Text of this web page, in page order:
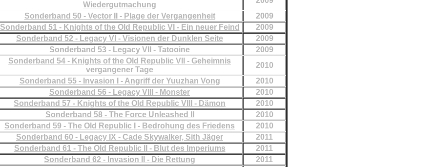
Wiedergutmachung
Sonderband 50 - Vector II - Plage der Vergangenheit
2009
Sonderband 51 - Knights of the Old Republic VI - Ein neuer Feind
2009
Sonderband 52 - Legacy VI - Visionen der Dunklen Seite
2009
Sonderband 53 - Legacy VII - Tatooine
2009
Sonderband 54 - Knights of the Old Republic VII - Geheimnis
vergangener Tage
2010
Sonderband 55 - Invasion I - Angriff der Yuuzhan Vong
2010
Sonderband 56 - Legacy VIII - Monster
2010
Sonderband 57 - Knights of the Old Republic VIII - Dämon
2010
Sonderband 58 - The Force Unleashed II
2010
Sonderband 59 - The Old Republic I - Bedrohung des Friedens
2010
Sonderband 60 - Legacy IX - Cade Skywalker, Sith Jäger
2011
Sonderband 61 - The Old Republic II - Blut des Imperiums
2011
Sonderband 62 - Invasion II - Die Rettung
2011